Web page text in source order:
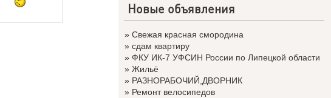
Новые объявления
» Свежая красная смородина
» сдам квартиру
» ФКУ ИК-7 УФСИН России по Липецкой области
» Жильё
» РАЗНОРАБОЧИЙ,ДВОРНИК
» Ремонт велосипедов